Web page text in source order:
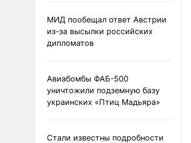
МИД пообещал ответ Австрии
из-за высылки российских
дипломатов
Авиабомбы ФАБ-500
уничтожили подземную базу
украинских «Птиц Мадьяра»
Стали известны подробности